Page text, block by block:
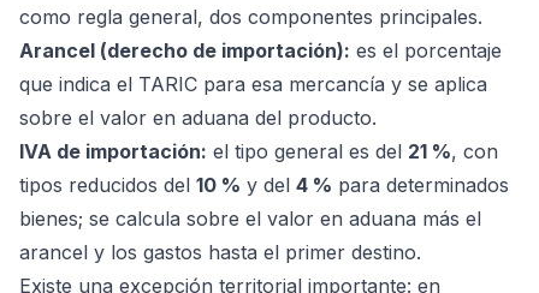
como regla general, dos componentes principales.
Arancel (derecho de importación): es el porcentaje
que indica el TARIC para esa mercancía y se aplica
sobre el valor en aduana del producto.
IVA de importación: el tipo general es del 21 %, con
tipos reducidos del 10 % y del 4 % para determinados
bienes; se calcula sobre el valor en aduana más el
arancel y los gastos hasta el primer destino.
Existe una excepción territorial importante: en